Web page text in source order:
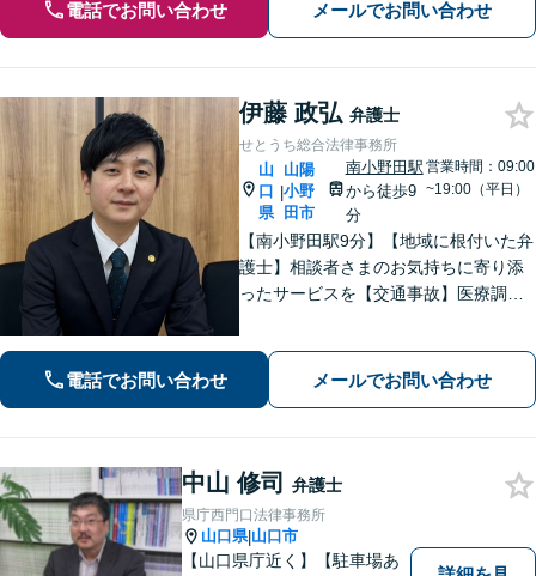
電話でお問い合わせ メールでお問い合わせ
伊藤 政弘 弁護士
せとうち総合法律事務所
山
口
県
|
山陽
小野
田市
南小野田駅
から徒歩9
分
営業時間：09:00
~19:00（平日）
【南小野田駅9分】【地域に根付いた弁
護士】相談者さまのお気持ちに寄り添
ったサービスを【交通事故】医療調査
実調査と判例をリサーチし、不公平感
のない相続を実現【WEB面談】
電話でお問い合わせ メールでお問い合わせ
中山 修司 弁護士
県庁西門口法律事務所
山口県|山口市
【山口県庁近く】【駐車場あ